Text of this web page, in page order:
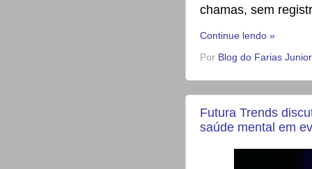
chamas, sem
Continue lendo »
Por Blog do Farias Junior
Futura Trends
saúde mental em